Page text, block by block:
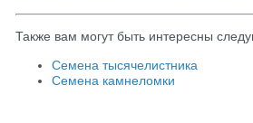
Также вам могут быть интересны
Семена тысячелистника
Семена камнеломки